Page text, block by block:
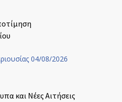
04/08/2026
και Νέες Αιτήσεις